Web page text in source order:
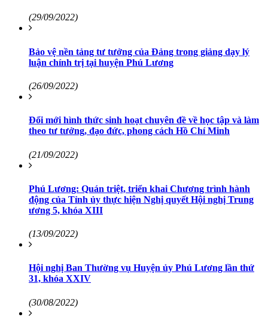
(29/09/2022)
Bảo vệ nền tảng tư tưởng của Đảng trong giảng dạy lý
luận chính trị tại huyện Phú Lương
(26/09/2022)
Đổi mới hình thức sinh hoạt chuyên đề về học tập và làm
theo tư tưởng, đạo đức, phong cách Hồ Chí Minh
(21/09/2022)
Phú Lương: Quán triệt, triển khai Chương trình hành
động của Tỉnh ủy thực hiện Nghị quyết Hội nghị Trung
ương 5, khóa XIII
(13/09/2022)
Hội nghị Ban Thường vụ Huyện ủy Phú Lương lần thứ
31, khóa XXIV
(30/08/2022)